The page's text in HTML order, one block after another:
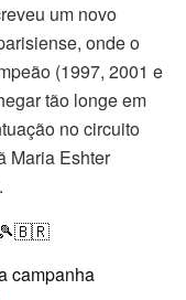
um novo
onde o
(1997, 2001 e
tão longe em
no circuito
Maria Eshter
🎾🇧🇷
campanha